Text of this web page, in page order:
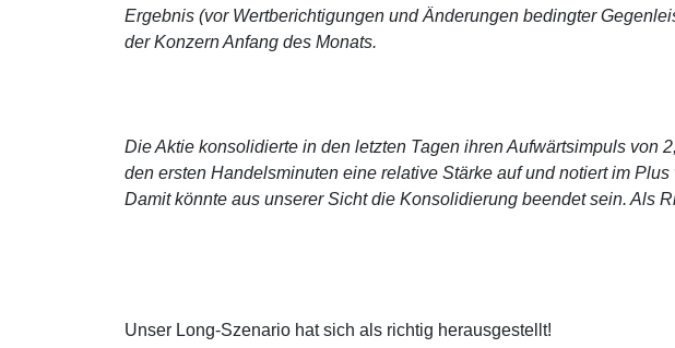
Ergebnis (vor Wertberichtigungen und Änderungen bedingter
der Konzern Anfang des Monats.
Die Aktie konsolidierte in den letzten Tagen ihren Aufwärtsimpuls von
den ersten Handelsminuten eine relative Stärke auf und notiert im
Damit könnte aus unserer Sicht die Konsolidierung beendet sein. Als
Unser Long-Szenario hat sich als richtig herausgestellt!